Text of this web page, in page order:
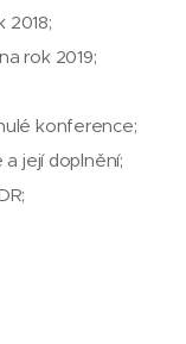
2018;
rok 2019;
konference;
její doplnění;